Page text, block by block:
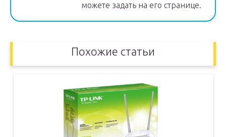
можете задать на его странице.
Похожие статьи